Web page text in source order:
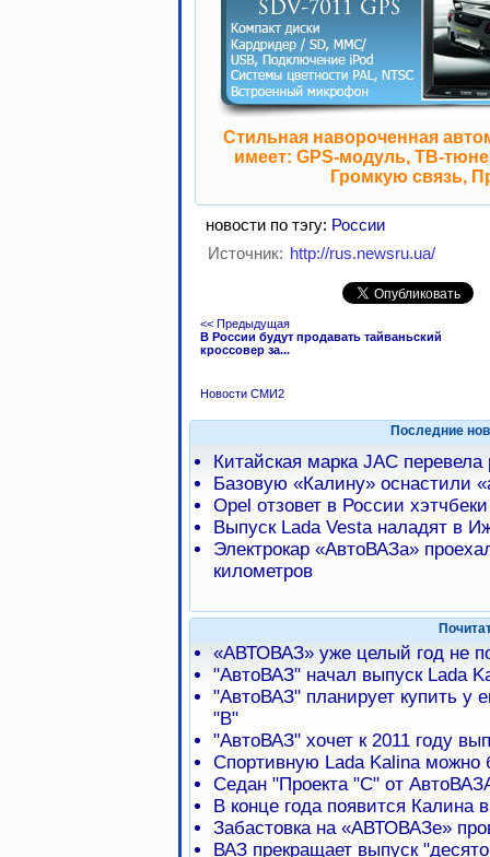
Стильная навороченная
имеет: GPS-модуль, ТВ-
Громкую связь,
новости по тэгу: России
Источник: http://rus.newsru.ua/
<< Предыдущая
В России будут продавать тайваньский
кроссовер за...
Новости СМИ2
Последние
Китайская марка JAC
Базовую «Калину» оснастили
Opel отзовет в России
Выпуск Lada Vesta наладят в
Электрокар «АвтоВАЗа»
километров
«АВТОВАЗ» уже целый год не
"АвтоВАЗ" начал выпуск Lada
"АвтоВАЗ" планирует купить у
"B"
"АвтоВАЗ" хочет к 2011 году
Спортивную Lada Kalina можно
Cедан "Проекта "С" от
В конце года появится Калина
Забастовка на «АВТОВАЗе»
ВАЗ прекращает выпуск